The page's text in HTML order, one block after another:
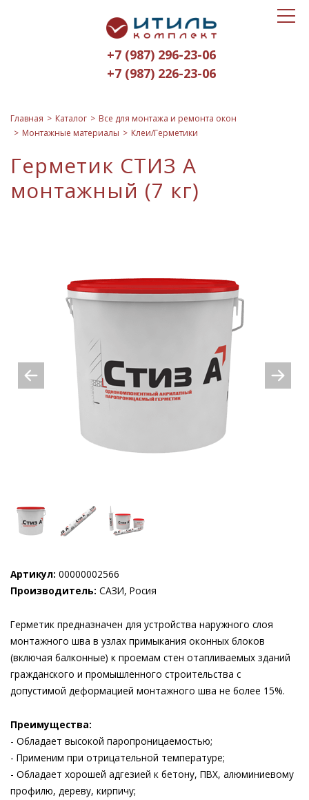
Итиль-
Комплект
logo
+7 (987) 296-23-06
+7 (987) 226-23-06
Toggle
Главная Каталог
Все для монтажа и ремонта окон
Монтажные материалы
Клеи/Герметики
Герметик СТИЗ А
монтажный (7 кг)
Артикул: 00000002566
Производитель: САЗИ, Росия
Герметик предназначен для устройства наружного слоя
монтажного шва в узлах примыкания оконных блоков
(включая балконные) к проемам стен отапливаемых зданий
гражданского и промышленного строительства с
допустимой деформацией монтажного шва не более 15%.
Преимущества:
- Обладает высокой паропроницаемостью;
- Применим при отрицательной температуре;
- Обладает хорошей адгезией к бетону, ПВХ, алюминиевому
профилю, дереву, кирпичу;